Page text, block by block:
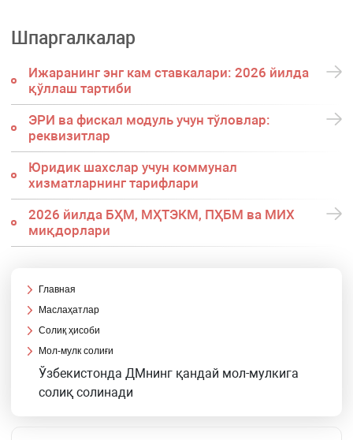
Шпаргалкалар
Ижаранинг энг кам ставкалари: 2026 йилда
қўллаш тартиби
ЭРИ ва фискал модуль учун тўловлар:
реквизитлар
Юридик шахслар учун коммунал
хизматларнинг тарифлари
2026 йилда БҲМ, МҲТЭКМ, ПҲБМ ва МИХ
миқдорлари
Главная
Маслаҳатлар
Солиқ ҳисоби
Мол-мулк солиғи
Ўзбекистонда ДМнинг қандай мол-мулкига
солиқ солинади